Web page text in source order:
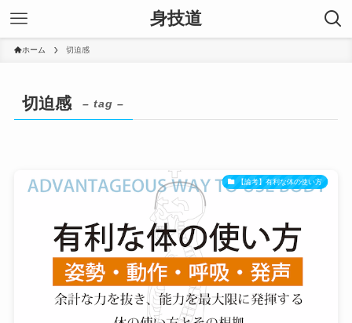
身技道
ホーム 切迫感
切迫感 – tag –
【論考】有利な体の使い方